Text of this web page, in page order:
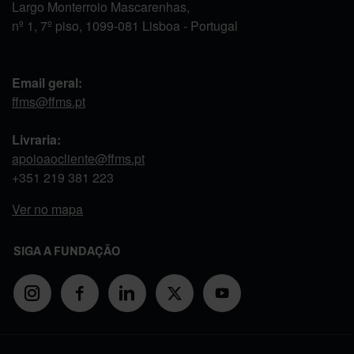
Largo Monterroio Mascarenhas,
nº 1, 7º piso, 1099-081 Lisboa - Portugal
Email geral:
ffms@ffms.pt
Livraria:
apoioaocliente@ffms.pt
+351 219 381 223
Ver no mapa
SIGA A FUNDAÇÃO